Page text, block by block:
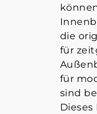
die
für
für
sind